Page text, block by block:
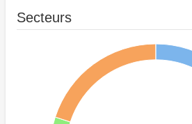
Secteurs